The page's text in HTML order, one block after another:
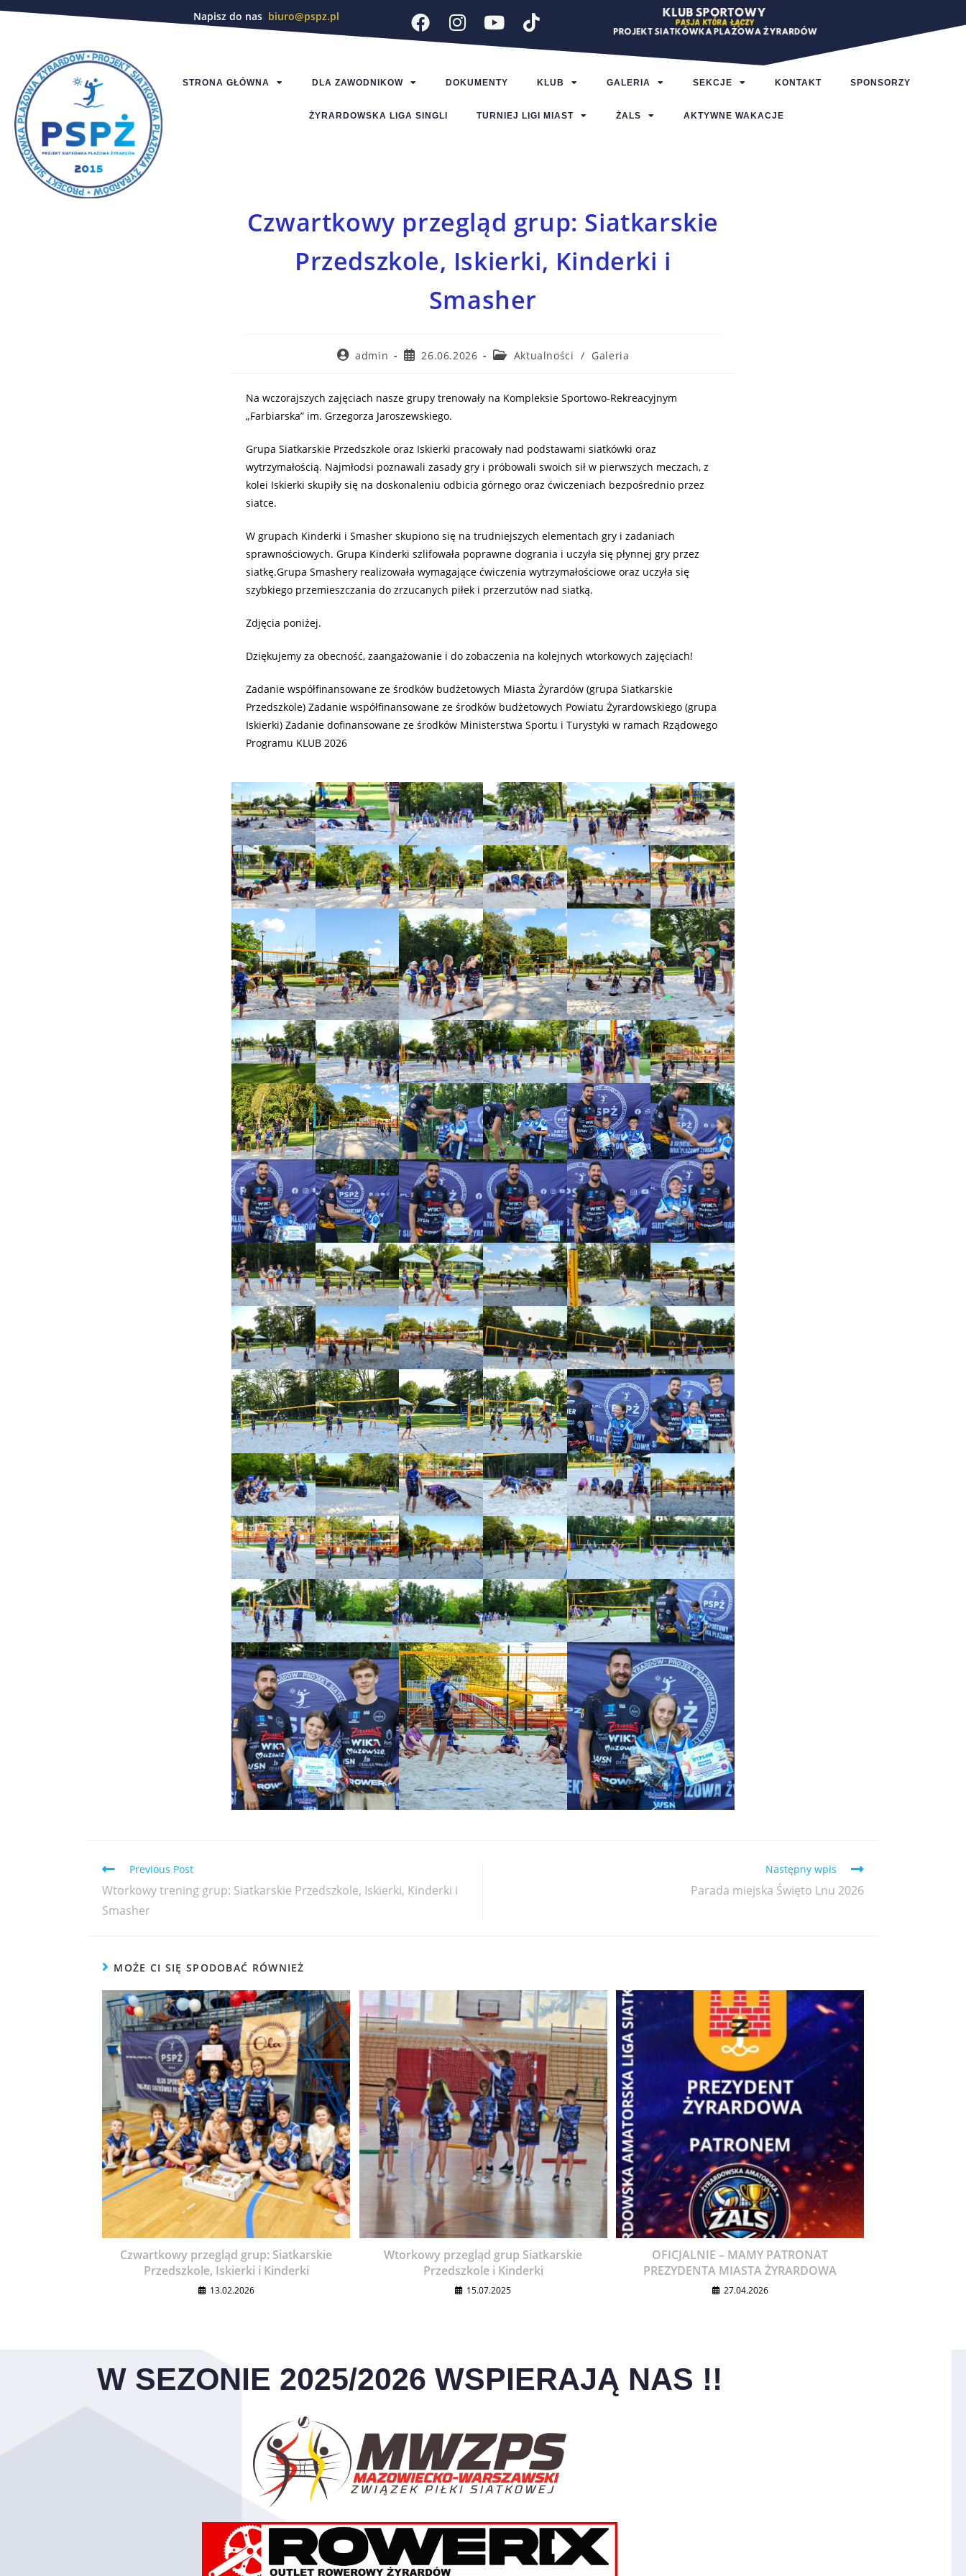
Napisz do nas biuro@pspz.pl
STRONA GŁÓWNA DLA ZAWODNIKOW DOKUMENTY KLUB GALERIA SEKCJE KONTAKT SPONSORZY
ŻYRARDOWSKA LIGA SINGLI TURNIEJ LIGI MIAST ŻALS AKTYWNE WAKACJE
Czwartkowy przegląd grup: Siatkarskie
Przedszkole, Iskierki, Kinderki i
Smasher
admin 26.06.2026 Aktualności / Galeria
Na wczorajszych zajęciach nasze grupy trenowały na Kompleksie Sportowo-Rekreacyjnym
„Farbiarska” im. Grzegorza Jaroszewskiego.
Grupa Siatkarskie Przedszkole oraz Iskierki pracowały nad podstawami siatkówki oraz
wytrzymałością. Najmłodsi poznawali zasady gry i próbowali swoich sił w pierwszych meczach, z
kolei Iskierki skupiły się na doskonaleniu odbicia górnego oraz ćwiczeniach bezpośrednio przez
siatce.
W grupach Kinderki i Smasher skupiono się na trudniejszych elementach gry i zadaniach
sprawnościowych. Grupa Kinderki szlifowała poprawne dogrania i uczyła się płynnej gry przez
siatkę.Grupa Smashery realizowała wymagające ćwiczenia wytrzymałościowe oraz uczyła się
szybkiego przemieszczania do zrzucanych piłek i przerzutów nad siatką.
Zdjęcia poniżej.
Dziękujemy za obecność, zaangażowanie i do zobaczenia na kolejnych wtorkowych zajęciach!
Zadanie współfinansowane ze środków budżetowych Miasta Żyrardów (grupa Siatkarskie
Przedszkole) Zadanie współfinansowane ze środków budżetowych Powiatu Żyrardowskiego (grupa
Iskierki) Zadanie dofinansowane ze środków Ministerstwa Sportu i Turystyki w ramach Rządowego
Programu KLUB 2026
Previous Post
Wtorkowy trening grup: Siatkarskie Przedszkole, Iskierki, Kinderki i
Smasher
Następny wpis
Parada miejska Święto Lnu 2026
MOŻE CI SIĘ SPODOBAĆ RÓWNIEŻ
Czwartkowy przegląd grup: Siatkarskie
Przedszkole, Iskierki i Kinderki
13.02.2026
Wtorkowy przegląd grup Siatkarskie
Przedszkole i Kinderki
15.07.2025
OFICJALNIE – MAMY PATRONAT
PREZYDENTA MIASTA ŻYRARDOWA
27.04.2026
W SEZONIE 2025/2026 WSPIERAJĄ NAS !!